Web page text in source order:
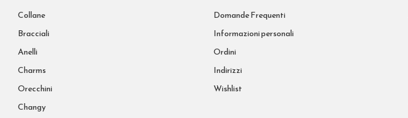
Collane
Bracciali
Anelli
Charms
Orecchini
Changy
Domande Frequenti
Informazioni personali
Ordini
Indirizzi
Wishlist